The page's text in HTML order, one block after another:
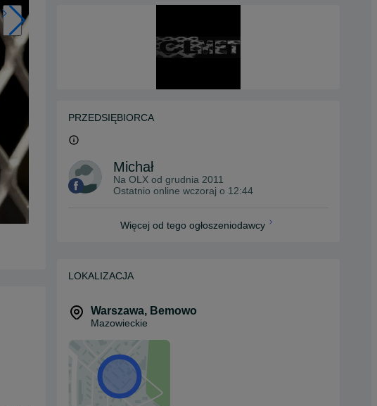
PRZEDSIĘBIORCA
Michał
Na OLX od grudnia 2011
Ostatnio online wczoraj o 12:44
Więcej od tego ogłoszeniodawcy
LOKALIZACJA
Warszawa, Bemowo
Mazowieckie